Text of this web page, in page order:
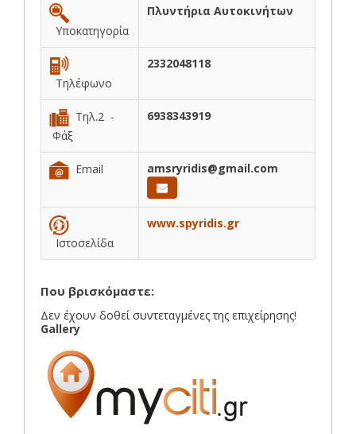
Υποκατηγορία
Πλυντήρια Αυτοκινήτων
Τηλέφωνο
2332048118
Τηλ.2 -
Φάξ
6938343919
Email amsryridis@gmail.com
Ιστοσελίδα
www.spyridis.gr
Που βρισκόμαστε:
Δεν έχουν δοθεί συντεταγμένες της επιχείρησης!
Gallery